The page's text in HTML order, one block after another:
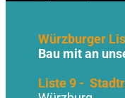
Würzburger
Bau mit an
Liste 9 -